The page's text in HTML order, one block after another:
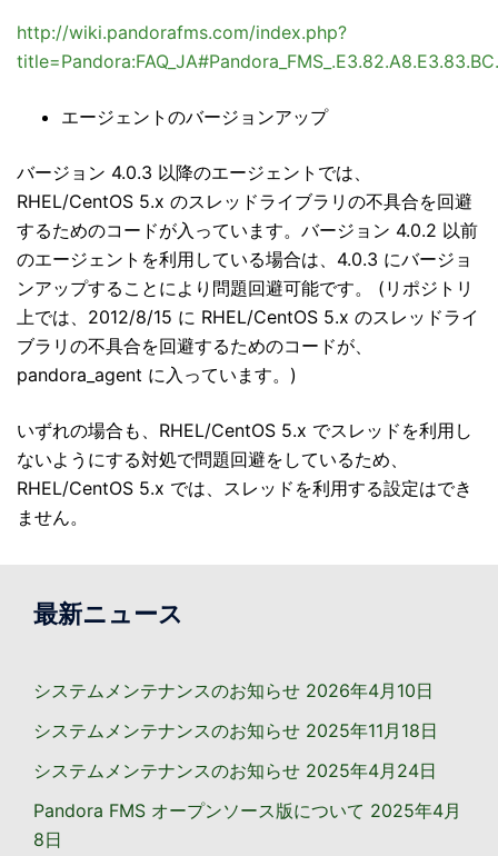
http://wiki.pandorafms.com/index.php?
エージェントのバージョンアップ
バージョン 4.0.3 以降のエージェントでは、
RHEL/CentOS 5.x のスレッドライブラリの不具合を回避
するためのコードが入っています。バージョン 4.0.2 以前
のエージェントを利用している場合は、4.0.3 にバージョ
ンアップすることにより問題回避可能です。 (リポジトリ
上では、2012/8/15 に RHEL/CentOS 5.x のスレッドライ
ブラリの不具合を回避するためのコードが、
pandora_agent に入っています。)
いずれの場合も、RHEL/CentOS 5.x でスレッドを利用し
ないようにする対処で問題回避をしているため、
RHEL/CentOS 5.x では、スレッドを利用する設定はでき
ません。
最新ニュース
システムメンテナンスのお知らせ 2026年4月10日
システムメンテナンスのお知らせ 2025年11月18日
システムメンテナンスのお知らせ 2025年4月24日
Pandora FMS オープンソース版について 2025年4月
8日